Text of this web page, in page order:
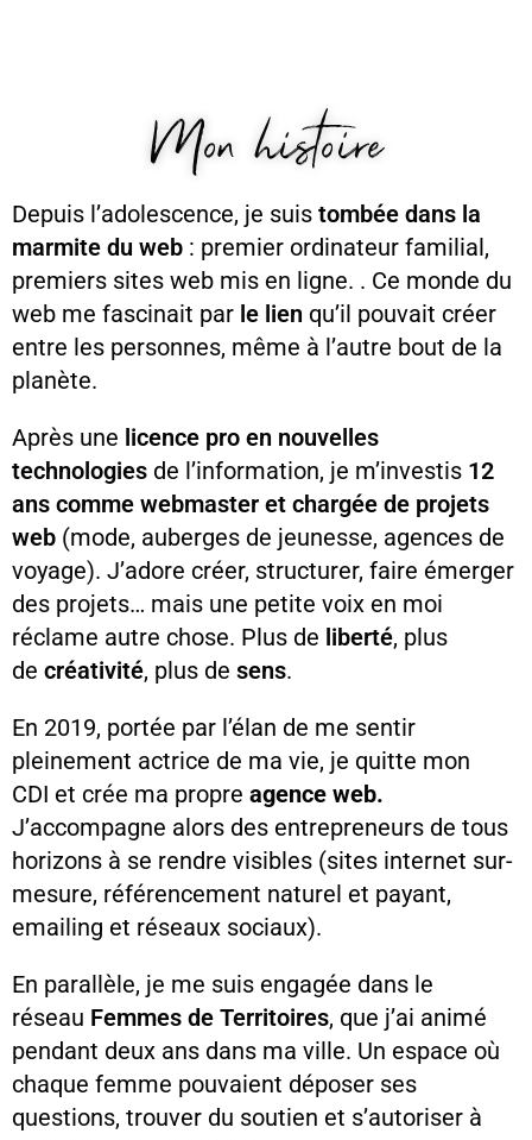
Mon histoire
Depuis l’adolescence, je suis tombée dans la
marmite du web : premier ordinateur familial,
premiers sites web mis en ligne. . Ce monde du
web me fascinait par le lien qu’il pouvait créer
entre les personnes, même à l’autre bout de la
planète.
Après une licence pro en nouvelles
technologies de l’information, je m’investis 12
ans comme webmaster et chargée de projets
web (mode, auberges de jeunesse, agences de
voyage). J’adore créer, structurer, faire émerger
des projets… mais une petite voix en moi
réclame autre chose. Plus de liberté, plus
de créativité, plus de sens.
En 2019, portée par l’élan de me sentir
pleinement actrice de ma vie, je quitte mon
CDI et crée ma propre agence web.
J’accompagne alors des entrepreneurs de tous
horizons à se rendre visibles (sites internet sur-
mesure, référencement naturel et payant,
emailing et réseaux sociaux).
En parallèle, je me suis engagée dans le
réseau Femmes de Territoires, que j’ai animé
pendant deux ans dans ma ville. Un espace où
chaque femme pouvaient déposer ses
questions, trouver du soutien et s’autoriser à